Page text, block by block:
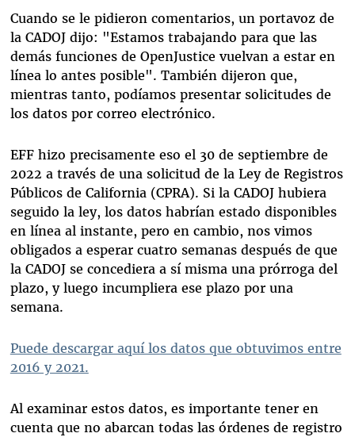
Cuando se le pidieron comentarios, un portavoz de
la CADOJ dijo: "Estamos trabajando para que las
demás funciones de OpenJustice vuelvan a estar en
línea lo antes posible". También dijeron que,
mientras tanto, podíamos presentar solicitudes de
los datos por correo electrónico.
EFF hizo precisamente eso el 30 de septiembre de
2022 a través de una solicitud de la Ley de Registros
Públicos de California (CPRA). Si la CADOJ hubiera
seguido la ley, los datos habrían estado disponibles
en línea al instante, pero en cambio, nos vimos
obligados a esperar cuatro semanas después de que
la CADOJ se concediera a sí misma una prórroga del
plazo, y luego incumpliera ese plazo por una
semana.
Puede descargar aquí los datos que obtuvimos entre
2016 y 2021.
Al examinar estos datos, es importante tener en
cuenta que no abarcan todas las órdenes de registro